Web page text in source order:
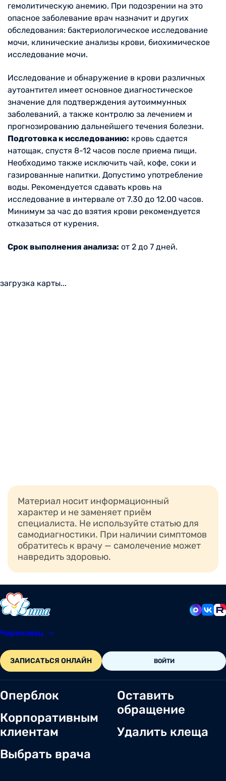
гемолитическую анемию. При подозрении на это
опасное заболевание врач назначит и других
обследования: бактериологическое исследование
мочи, клинические анализы крови, биохимическое
исследование мочи.
Исследование и обнаружение в крови различных
аутоантител имеет основное диагностическое
значение для подтверждения аутоиммунных
заболеваний, а также контролю за лечением и
прогнозированию дальнейшего течения болезни.
Подготовка к исследованию: кровь сдается
натощак, спустя 8-12 часов после приема пищи.
Необходимо также исключить чай, кофе, соки и
газированные напитки. Допустимо употребление
воды. Рекомендуется сдавать кровь на
исследование в интервале от 7.30 до 12.00 часов.
Минимум за час до взятия крови рекомендуется
отказаться от курения.
Срок выполнения анализа: от 2 до 7 дней.
загрузка карты...
Материал носит информационный
характер и не заменяет приём
специалиста. Не используйте статью для
самодиагностики. При наличии симптомов
обратитесь к врачу — самолечение может
навредить здоровью.
Череповец
ЗАПИСАТЬСЯ ОНЛАЙН ВОЙТИ
Оперблок
Корпоративным
клиентам
Выбрать врача
Оставить
обращение
Удалить клеща